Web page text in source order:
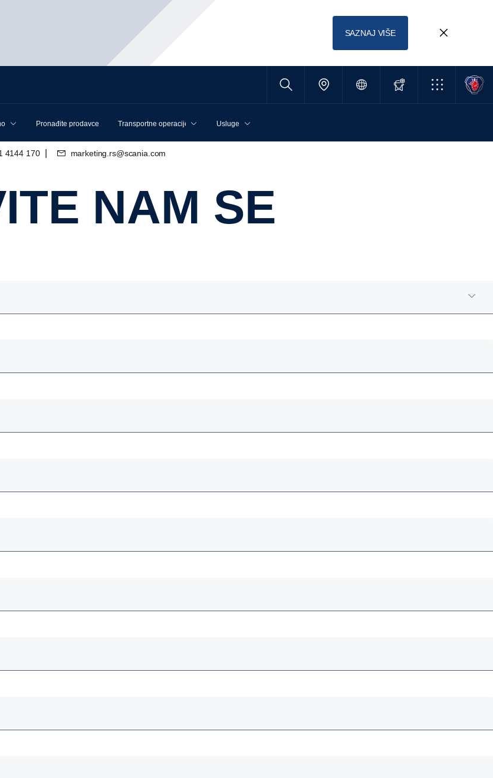
SAZNAJ VIŠE
Pronađite prodavce Transportne operacije Usluge
4144 170 marketing.rs@scania.com
NAM SE